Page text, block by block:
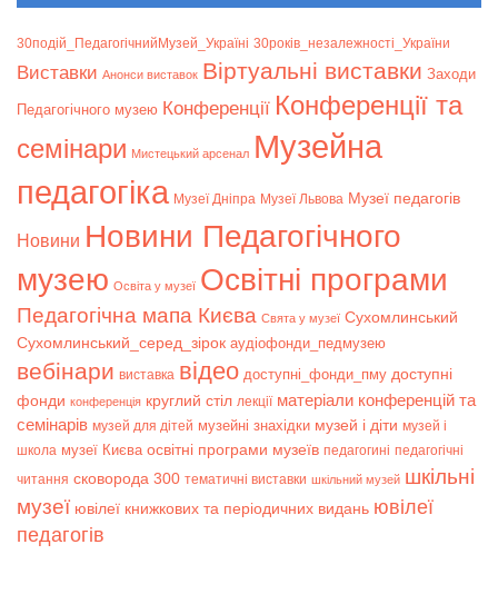
30подій_ПедагогічнийМузей_Україні 30років_незалежності_України
Bиставки Анонси виставок Віртуальні виставки Заходи
Педагогічного музею Конференції Конференції та
семінари Мистецький арсенал Музейна
педагогіка Музеї Дніпра Музеї Львова Музеї педагогів
Новини Новини Педагогічного
музею Освіта у музеї Освітні програми
Педагогічна мапа Києва Свята у музеї Сухомлинський
Сухомлинський_серед_зірок аудіофонди_педмузею
вебінари виставка відео доступні_фонди_пму доступні
фонди конференція круглий стіл лекції матеріали конференцій та
семінарів музей для дітей музейні знахідки музей і діти музей і
школа музеї Києва освітні програми музеїв педагогині педагогічні
читання сковорода 300 тематичні виставки шкільний музей шкільні
музеї ювілеї книжкових та періодичних видань ювілеї
педагогів